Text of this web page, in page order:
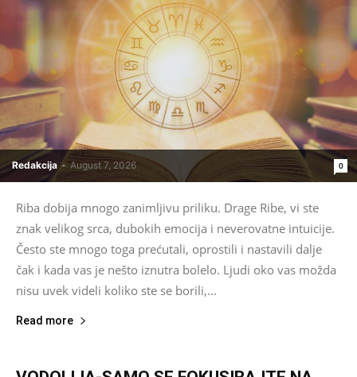
Redakcija - August 7, 2026 0
Riba dobija mnogo zanimljivu priliku. Drage Ribe, vi ste
znak velikog srca, dubokih emocija i neverovatne intuicije.
Često ste mnogo toga prećutali, oprostili i nastavili dalje
čak i kada vas je nešto iznutra bolelo. Ljudi oko vas možda
nisu uvek videli koliko ste se borili,...
Read more